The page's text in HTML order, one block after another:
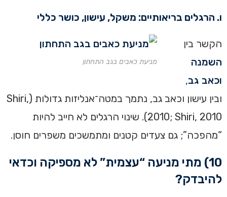
ו. הרגלים בריאותיים: משקל, עישון, כושר כללי
מניעת כאבים בגב התחתון
הקשר בין
השמנה
וכאב גב,
ובין עישון וכאב גב, נתמך במטה־אנליזות גדולות (Shiri,
2010; Shiri, 2010). שינוי הרגלים לא חייב להיות
“מהפכה”; גם צעדים קטנים ומתמשכים משפרים חוסן.
10) מתי מניעה “עצמית” לא מספיקה וכדאי
להיבדק?